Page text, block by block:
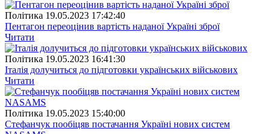
Полiтика 19.05.2023 17:42:40
Пентагон переоцінив вартість наданої Україні зброї
Читати
Полiтика 19.05.2023 16:41:30
Італія долучиться до підготовки українських військових
Читати
Полiтика 19.05.2023 15:40:00
Стефанчук пообіцяв постачання Україні нових систем